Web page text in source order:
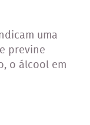
uma
previne
o álcool em